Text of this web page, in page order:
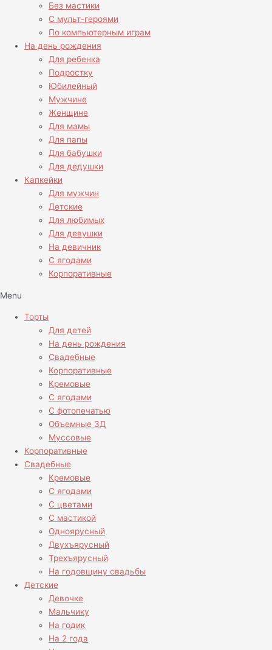
Без мастики
С мульт-героями
По компьютерным играм
На день рождения
Для ребенка
Подростку
Юбилейный
Мужчине
Женщине
Для мамы
Для папы
Для бабушки
Для дедушки
Капкейки
Для мужчин
Детские
Для любимых
Для девушки
На девичник
С ягодами
Корпоративные
Menu
Торты
Для детей
На день рождения
Свадебные
Корпоративные
Кремовые
С ягодами
С фотопечатью
Объемные 3Д
Муссовые
Корпоративные
Свадебные
Кремовые
С ягодами
С цветами
С мастикой
Одноярусный
Двухъярусный
Трехъярусный
На годовщину свадьбы
Детские
Девочке
Мальчику
На годик
На 2 года